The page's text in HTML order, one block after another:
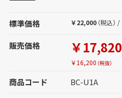
標準価格 ￥22,000 （税込） /
販売価格 ￥17,820
￥16,200 （税抜）
商品コード BC-U1A